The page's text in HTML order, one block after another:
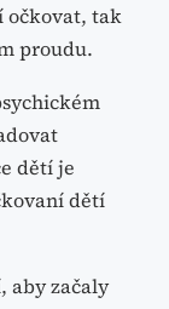
očkovat, tak
proudu.
dětí je
dětí
aby začaly